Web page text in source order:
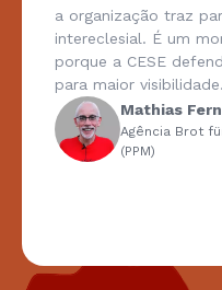
a organização traz
intereclesial. É um
porque a CESE
para maior visibilidade.
Mathias
Agência Brot
(PPM)